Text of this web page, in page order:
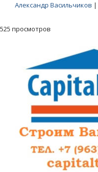
Александр Васильчиков |
525 просмотров